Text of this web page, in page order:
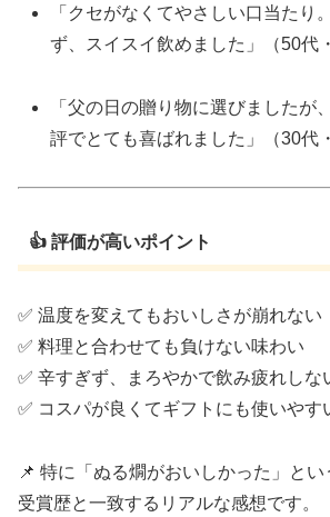
「クセがなくてやさしい口当たり
ず、スイスイ飲めました」（50代
「父の日の贈り物に選びましたが
評でとても喜ばれました」（30代
👍 評価が高いポイント
✅ 温度を変えてもおいしさが崩れない
✅ 料理と合わせても負けない味わい
✅ 辛すぎず、まろやかで飲み疲れしな
✅ コスパが良くてギフトにも使いやす
📌 特に「ぬる燗がおいしかった」とい
受賞歴と一致するリアルな感想です。